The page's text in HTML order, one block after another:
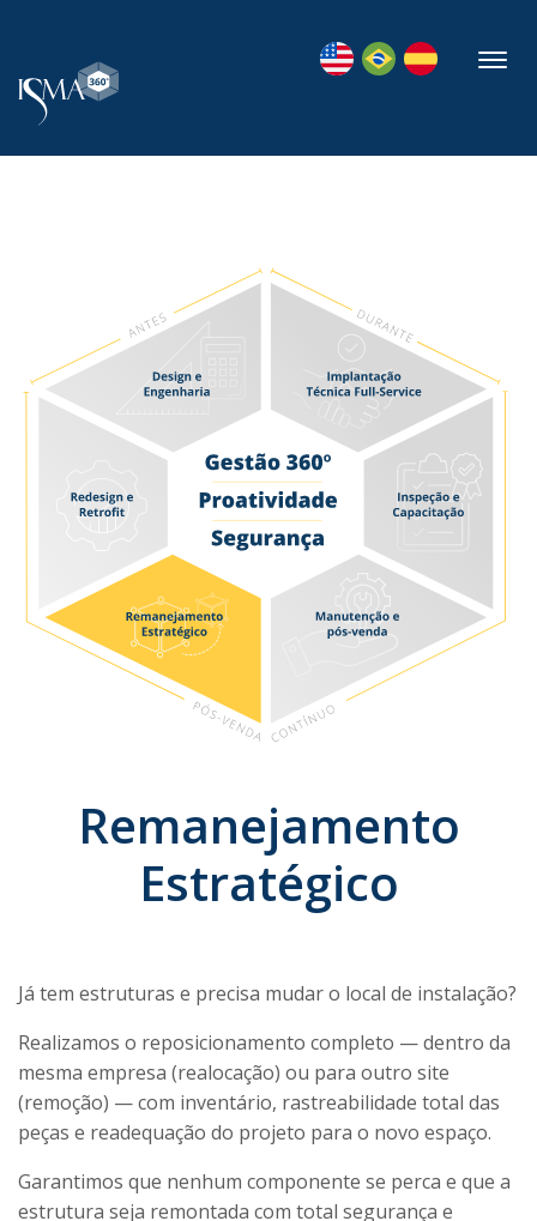
Remanejamento
Estratégico
Já tem estruturas e precisa mudar o local de instalação?
Realizamos o reposicionamento completo — dentro da
mesma empresa (realocação) ou para outro site
(remoção) — com inventário, rastreabilidade total das
peças e readequação do projeto para o novo espaço.
Garantimos que nenhum componente se perca e que a
estrutura seja remontada com total segurança e